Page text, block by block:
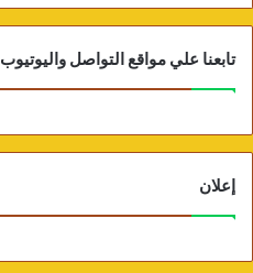
تابعنا علي مواقع التواصل واليوتيوب
إعلان